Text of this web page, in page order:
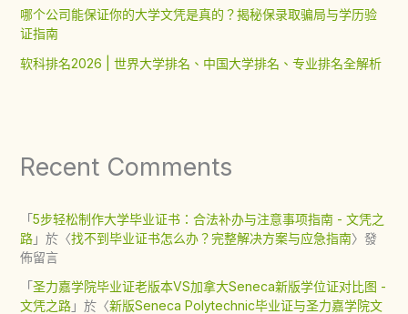
哪个公司能保证你的大学文凭是真的？揭秘保录取骗局与学历验
证指南
软科排名2026 | 世界大学排名、中国大学排名、专业排名全解析
Recent Comments
「5步轻松制作大学毕业证书：合法补办与注意事项指南 - 文凭之
路」於〈找不到毕业证书怎么办？完整解决方案与应急指南〉發
佈留言
「圣力嘉学院毕业证老版本VS加拿大Seneca新版学位证对比图 -
文凭之路」於〈新版Seneca Polytechnic毕业证与圣力嘉学院文